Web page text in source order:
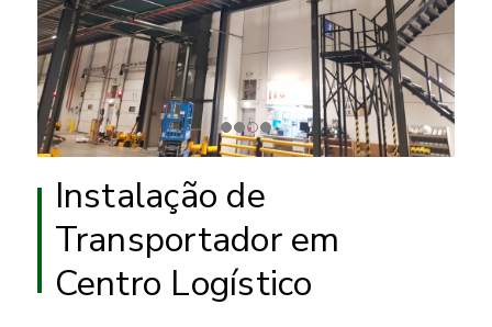
Instalação de
Transportador em
Centro Logístico